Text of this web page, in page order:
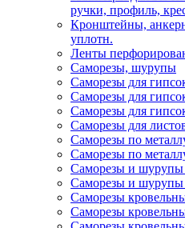
ручки, профиль,
Кронштейны,
уплотн.
Ленты
Саморезы, шурупы
Саморезы для
Саморезы для
Саморезы для
Саморезы для
Саморезы по
Саморезы по
Саморезы и шурупы
Саморезы и шурупы
Саморезы
Саморезы